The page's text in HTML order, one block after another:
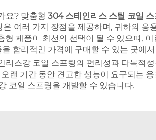
요? 맞춤형 304 스테인리스 스틸 코일 스
여러 가지 장점을 제공하며, 귀하의 응
제품이 최선의 선택이 될 수 있으며,
합리적인 가격에 구매할 수 있는 곳에
스강 코일 스프링의 편리성과 다목적
랜 기간 동안 견고한 성능이 요구되는
코일 스프링을 개발할 수 있습니다.